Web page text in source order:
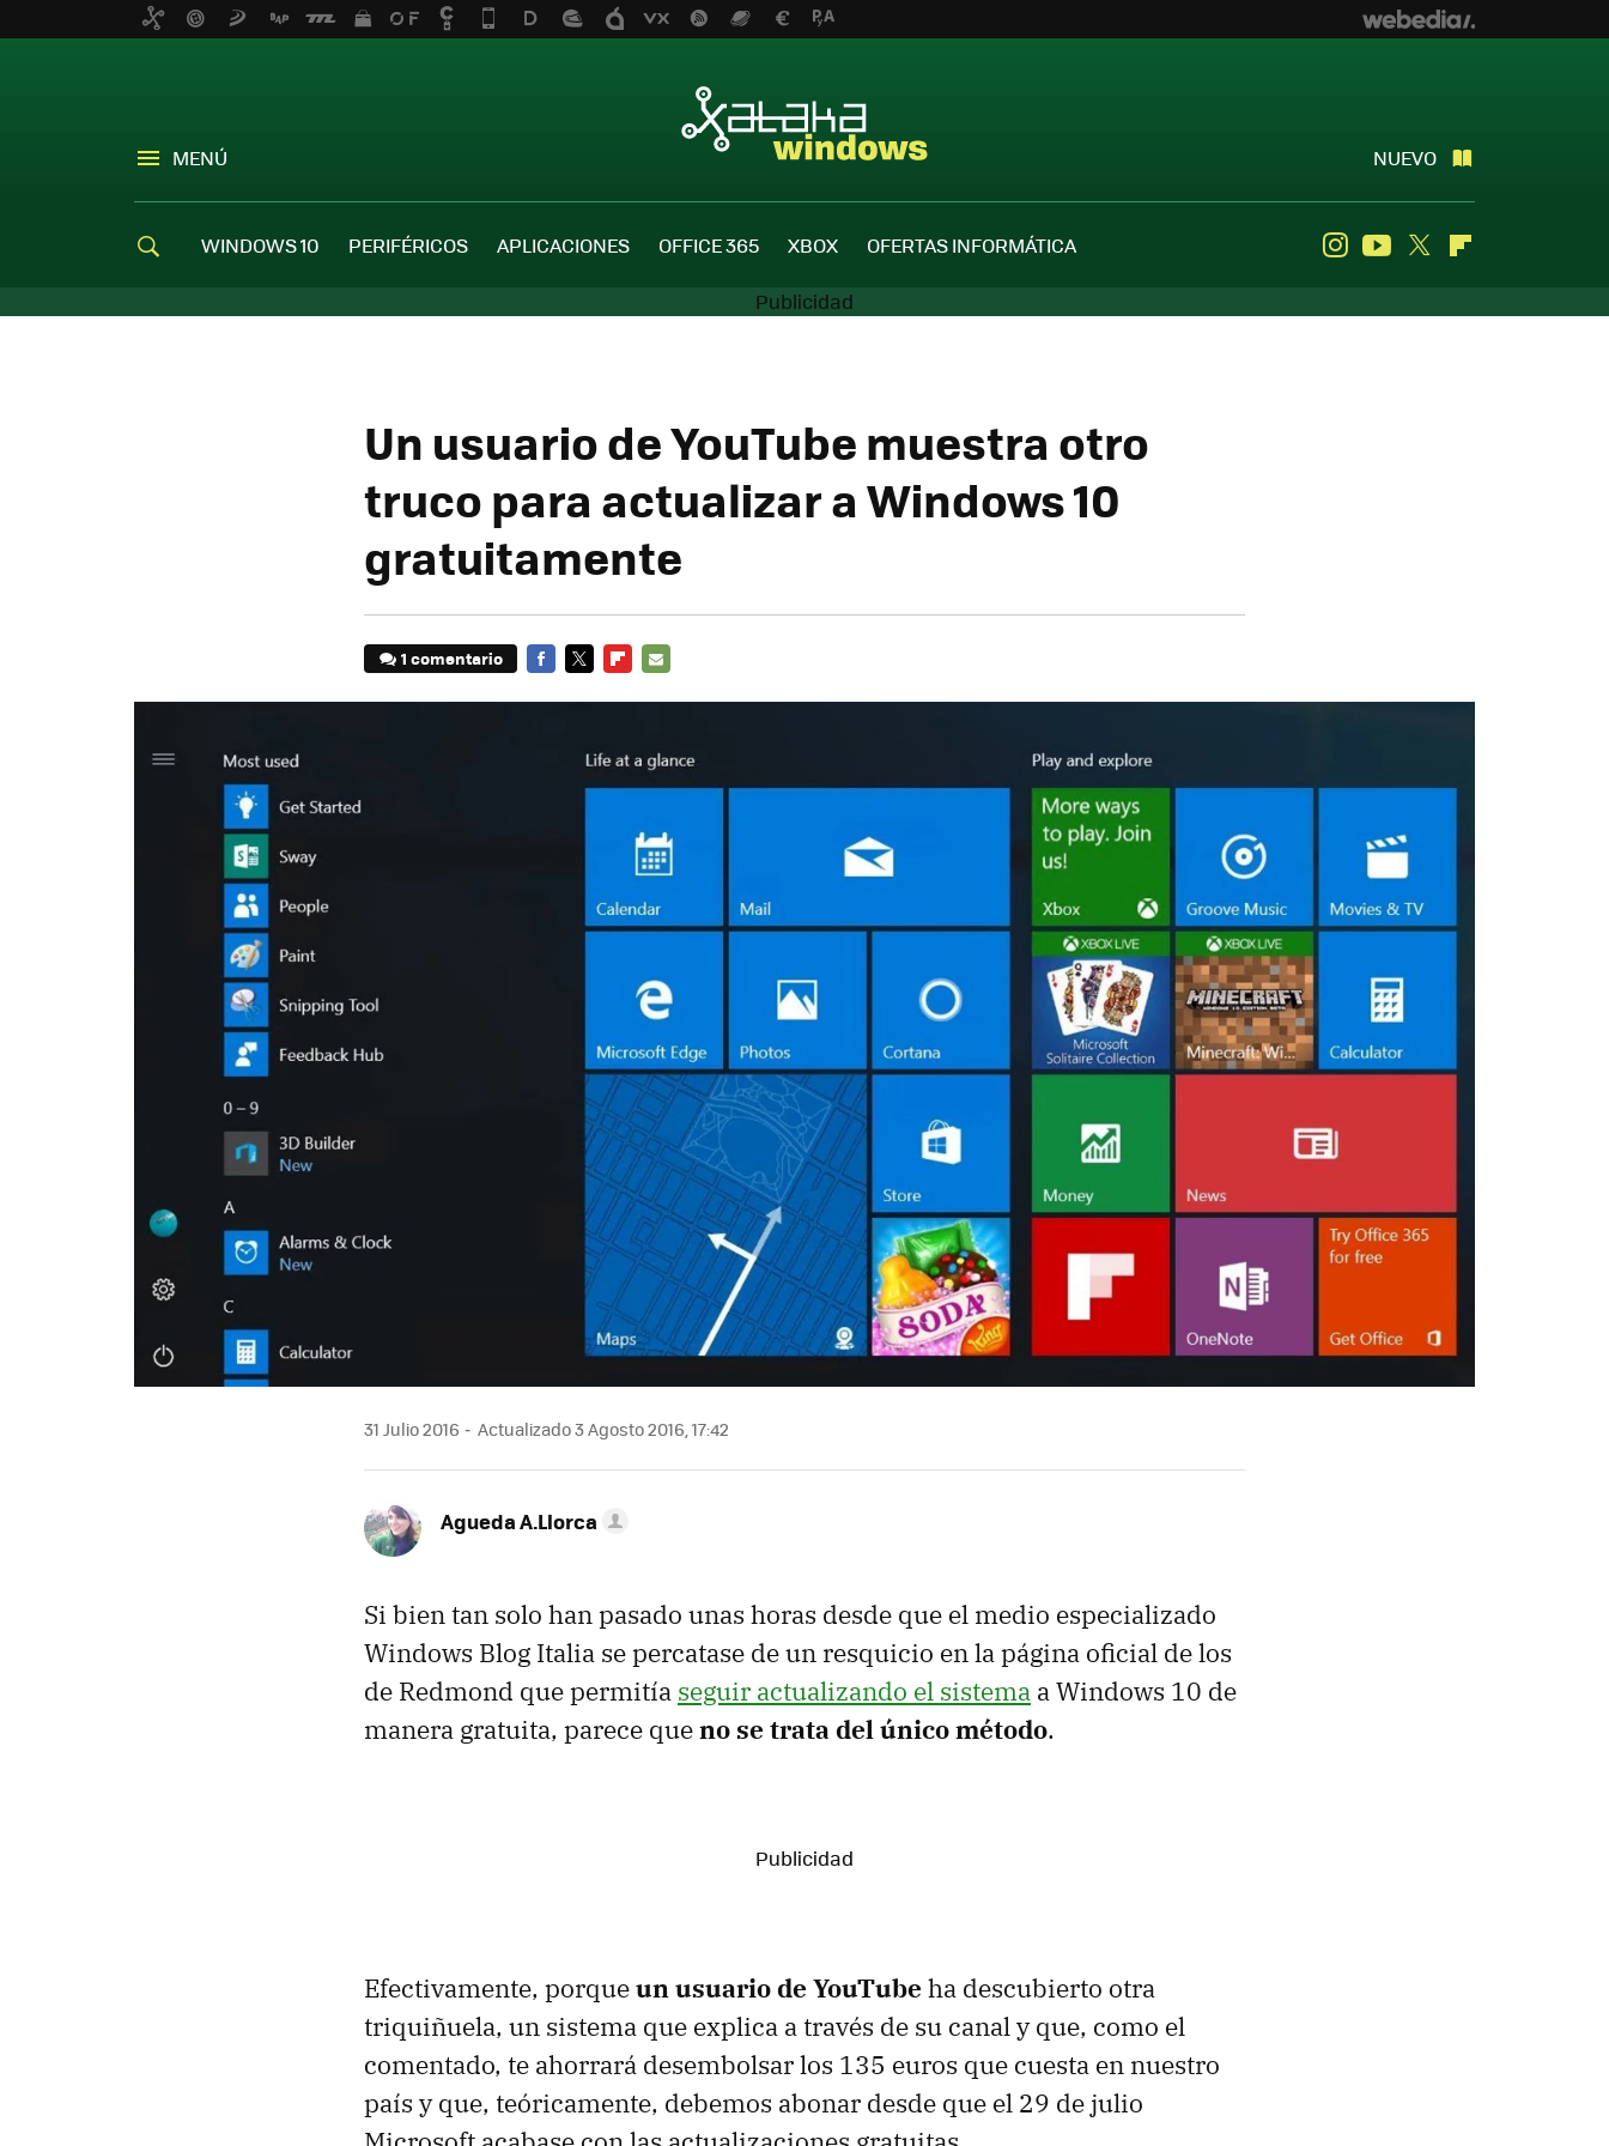
MENÚ NUEVO
WINDOWS 10 PERIFÉRICOS APLICACIONES OFFICE 365 XBOX OFERTAS INFORMÁTICA InstagramYoutube
Twitter
Un usuario de YouTube muestra otro
truco para actualizar a Windows 10
gratuitamente
1 comentario
31 Julio 2016 Actualizado 3 Agosto 2016, 17:42
Agueda A.Llorca
Si bien tan solo han pasado unas horas desde que el medio especializado
Windows Blog Italia se percatase de un resquicio en la página oficial de los
de Redmond que permitía seguir actualizando el sistema a Windows 10 de
manera gratuita, parece queno se trata del único método.
Efectivamente, porqueun usuario de YouTube ha descubierto otra
triquiñuela, un sistema que explica a través de su canal y que, como el
comentado, te ahorrará desembolsar los 135 euros que cuesta en nuestro
país y que, teóricamente, debemos abonar desde que el 29 de julio